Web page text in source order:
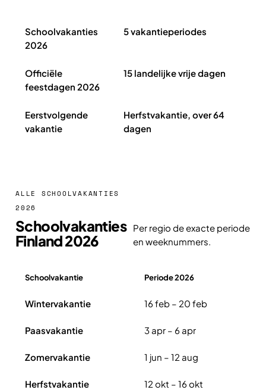
Schoolvakanties
2026
5 vakantieperiodes
Officiële
feestdagen 2026
15 landelijke vrije dagen
Eerstvolgende
vakantie
Herfstvakantie, over 64
dagen
ALLE SCHOOLVAKANTIES
2026
Schoolvakanties
Finland 2026
Per regio de exacte periode
en weeknummers.
Schoolvakantie Periode 2026
Wintervakantie 16 feb – 20 feb
Paasvakantie 3 apr – 6 apr
Zomervakantie 1 jun – 12 aug
Herfstvakantie 12 okt – 16 okt